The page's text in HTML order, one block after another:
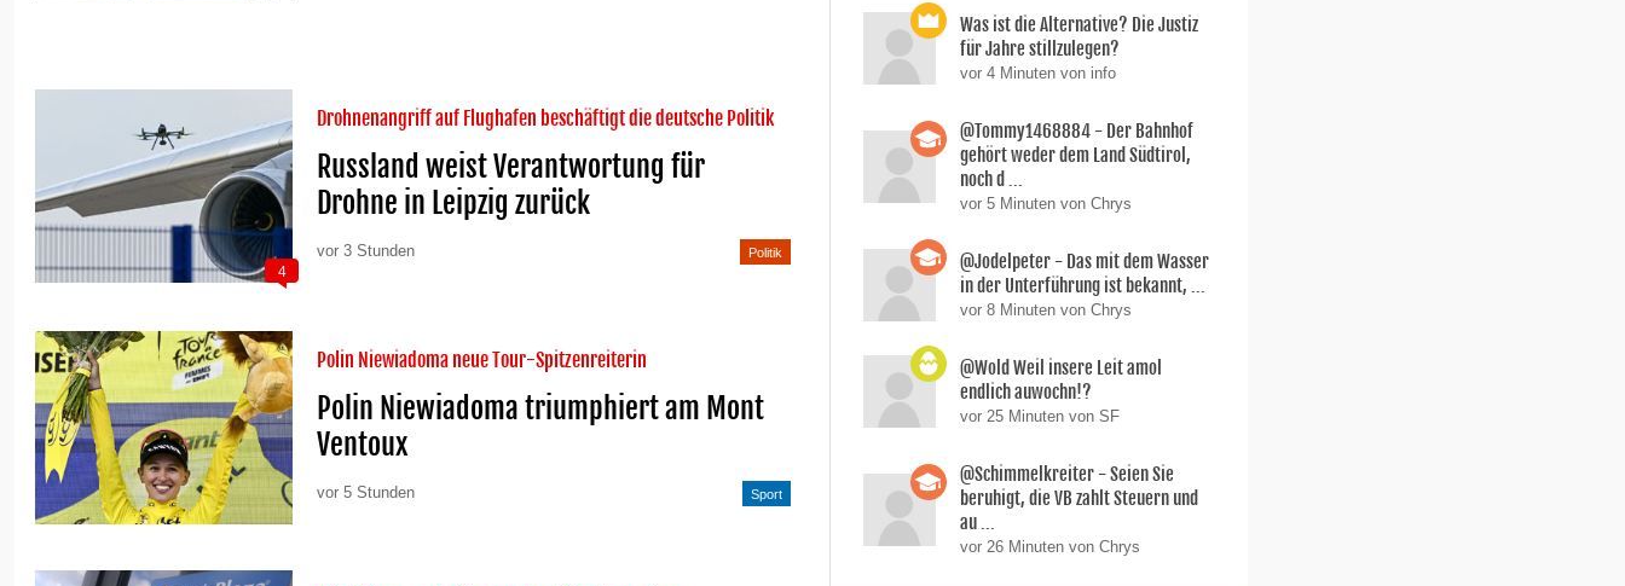
Drohnenangriff auf Flughafen beschäftigt die deutsche Politik
Russland weist Verantwortung für
Drohne in Leipzig zurück
vor 3 Stunden Politik
4
Polin Niewiadoma neue Tour-Spitzenreiterin
Polin Niewiadoma triumphiert am Mont
Ventoux
vor 5 Stunden Sport
Was ist die Alternative? Die Justiz
für Jahre stillzulegen?
vor 4 Minuten von info
@Tommy1468884 - Der Bahnhof
gehört weder dem Land Südtirol,
noch d ...
vor 5 Minuten von Chrys
@Jodelpeter - Das mit dem Wasser
in der Unterführung ist bekannt, ...
vor 8 Minuten von Chrys
@Wold Weil insere Leit amol
endlich auwochn!?
vor 25 Minuten von SF
@Schimmelkreiter - Seien Sie
beruhigt, die VB zahlt Steuern und
au ...
vor 26 Minuten von Chrys